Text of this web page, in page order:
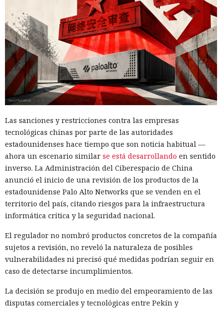
Las sanciones y restricciones contra las empresas
tecnológicas chinas por parte de las autoridades
estadounidenses hace tiempo que son noticia habitual —
ahora un escenario similar se está desarrollando en sentido
inverso. La Administración del Ciberespacio de China
anunció el inicio de una revisión de los productos de la
estadounidense Palo Alto Networks que se venden en el
territorio del país, citando riesgos para la infraestructura
informática crítica y la seguridad nacional.
El regulador no nombró productos concretos de la compañía
sujetos a revisión, no reveló la naturaleza de posibles
vulnerabilidades ni precisó qué medidas podrían seguir en
caso de detectarse incumplimientos.
La decisión se produjo en medio del empeoramiento de las
disputas comerciales y tecnológicas entre Pekín y